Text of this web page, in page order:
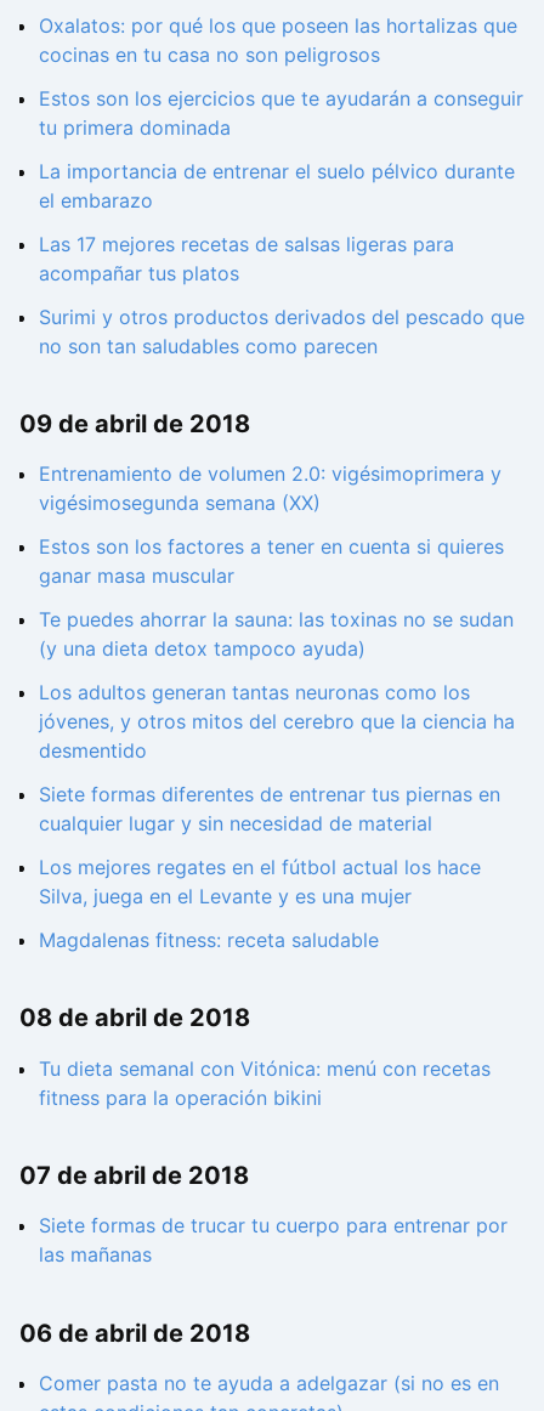
Oxalatos: por qué los que poseen las hortalizas que
cocinas en tu casa no son peligrosos
Estos son los ejercicios que te ayudarán a conseguir
tu primera dominada
La importancia de entrenar el suelo pélvico durante
el embarazo
Las 17 mejores recetas de salsas ligeras para
acompañar tus platos
Surimi y otros productos derivados del pescado que
no son tan saludables como parecen
09 de abril de 2018
Entrenamiento de volumen 2.0: vigésimoprimera y
vigésimosegunda semana (XX)
Estos son los factores a tener en cuenta si quieres
ganar masa muscular
Te puedes ahorrar la sauna: las toxinas no se sudan
(y una dieta detox tampoco ayuda)
Los adultos generan tantas neuronas como los
jóvenes, y otros mitos del cerebro que la ciencia ha
desmentido
Siete formas diferentes de entrenar tus piernas en
cualquier lugar y sin necesidad de material
Los mejores regates en el fútbol actual los hace
Silva, juega en el Levante y es una mujer
Magdalenas fitness: receta saludable
08 de abril de 2018
Tu dieta semanal con Vitónica: menú con recetas
fitness para la operación bikini
07 de abril de 2018
Siete formas de trucar tu cuerpo para entrenar por
las mañanas
06 de abril de 2018
Comer pasta no te ayuda a adelgazar (si no es en